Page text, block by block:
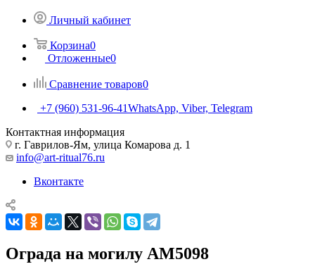
Личный кабинет
Корзина0
Отложенные0
Сравнение товаров0
+7 (960) 531-96-41WhatsApp, Viber, Telegram
Контактная информация
г. Гаврилов-Ям, улица Комарова д. 1
info@art-ritual76.ru
Вконтакте
Ограда на могилу AM5098